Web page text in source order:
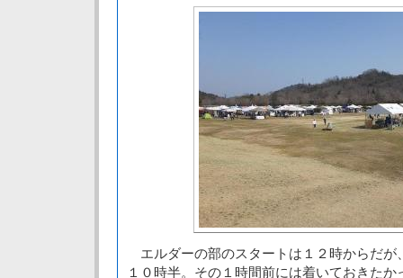
エルダーの部のスタートは１２時からだが
１０時半。その１時間前には着いておきた